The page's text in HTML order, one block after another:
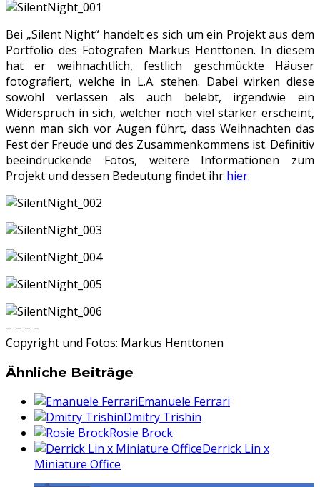
Bei „Silent Night“ handelt es sich um ein Projekt aus dem
Portfolio des Fotografen Markus Henttonen. In diesem
hat er weihnachtlich, festlich geschmückte Häuser
fotografiert, welche in L.A. stehen. Dabei wirken diese
sowohl verlassen als auch belebt, irgendwie ein
Widerspruch in sich, welcher noch viel stärker erscheint,
wenn man sich vor Augen führt, dass Weihnachten das
Fest der Freude und des Zusammenkommens ist. Definitiv
beeindruckende Fotos, weitere Informationen zum
Projekt und dessen Bedeutung findet ihr hier.
– – – –
Copyright und Fotos: Markus Henttonen
Ähnliche Beiträge
Emanuele Ferrari
Dmitry Trishin
Rosie Brock
Derrick Lin x
Miniature Office